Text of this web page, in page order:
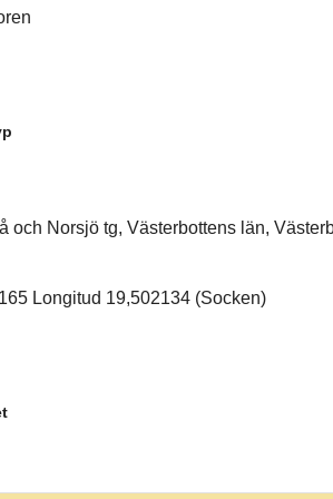
och Norsjö tg, Västerbottens län,
Longitud 19,502134 (Socken)